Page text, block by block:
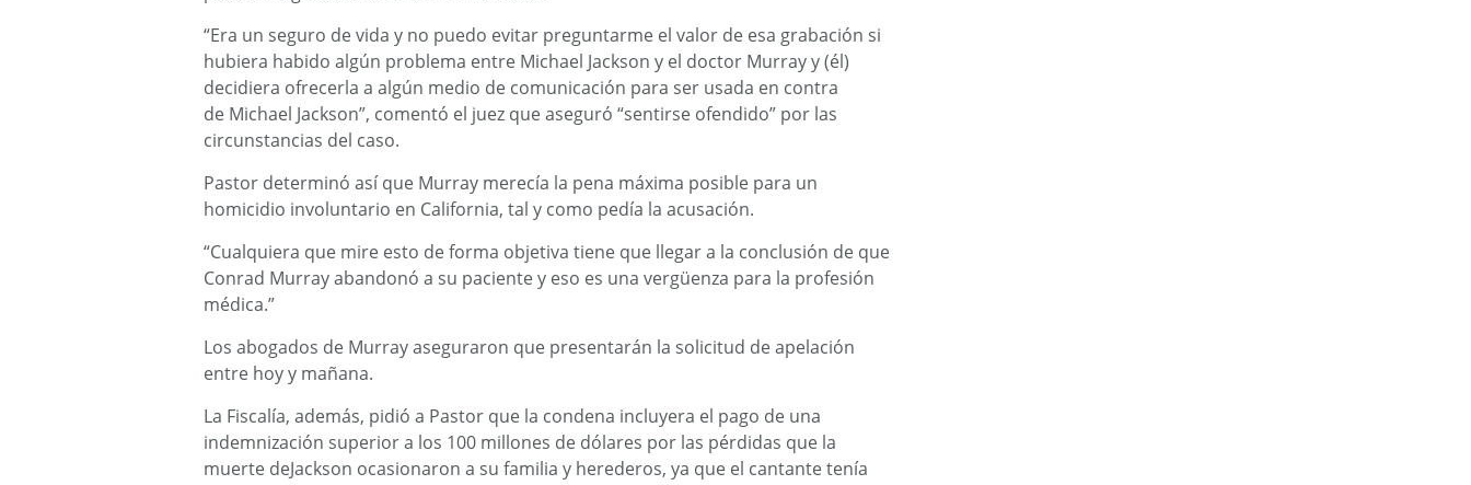
“Era un seguro de vida y no puedo evitar preguntarme el valor de esa grabación si
hubiera habido algún problema entre Michael Jackson y el doctor Murray y (él)
decidiera ofrecerla a algún medio de comunicación para ser usada en contra
de Michael Jackson”, comentó el juez que aseguró “sentirse ofendido” por las
circunstancias del caso.
Pastor determinó así que Murray merecía la pena máxima posible para un
homicidio involuntario en California, tal y como pedía la acusación.
“Cualquiera que mire esto de forma objetiva tiene que llegar a la conclusión de que
Conrad Murray abandonó a su paciente y eso es una vergüenza para la profesión
médica.”
Los abogados de Murray aseguraron que presentarán la solicitud de apelación
entre hoy y mañana.
La Fiscalía, además, pidió a Pastor que la condena incluyera el pago de una
indemnización superior a los 100 millones de dólares por las pérdidas que la
muerte deJackson ocasionaron a su familia y herederos, ya que el cantante tenía